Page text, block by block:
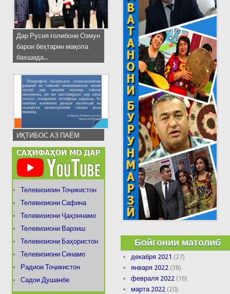
Дар Русия ғолибони Озмун
барои беҳтарин мақола
бахшида...
ИҚТИБОС АЗ ПАЁМ
Телевизиоин Тоҷикистон
Телевизиони Сафина
Телевизиони Ҷаҳоннамо
Телевизиони Варзиш
Телевизиони Баҳористон
Телевизиони Синамо
Радиои Тоҷикистон
Садои Душанбе
Бойгонии матолиб
декабря 2021 (27)
января 2022 (38)
февраля 2022 (16)
марта 2022 (20)